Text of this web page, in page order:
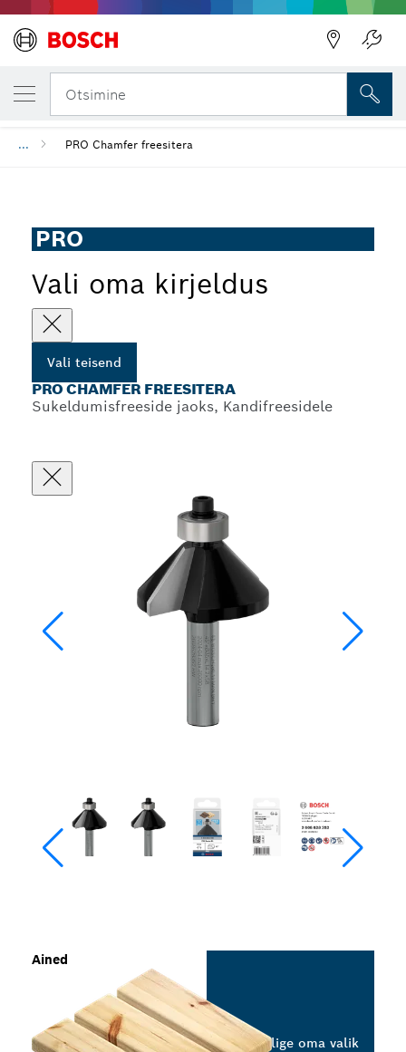
Otsimine
... PRO Chamfer freesitera
PRO
Vali oma kirjeldus
Vali teisend
PRO CHAMFER FREESITERA
Sukeldumisfreeside jaoks, Kandifreesidele
Ained
Valige oma valik
SINU VALITUD TEISEND
PRO Chamfer freesitera